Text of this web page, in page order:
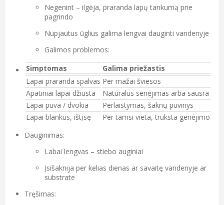
Negenint – ilgėja, praranda lapų tankumą prie
pagrindo
Nupjautus ūglius galima lengvai dauginti vandenyje
Galimos problemos:
Simptomas
Galima priežastis
Lapai praranda spalvas Per mažai šviesos
Apatiniai lapai džiūsta
Natūralus senėjimas arba sausra
Lapai pūva / dvokia
Perlaistymas, šaknų puvinys
Lapai blankūs, ištįsę
Per tamsi vieta, trūksta genėjimo
Dauginimas:
Labai lengvas – stiebo auginiai
Įsišaknija per kelias dienas ar savaitę vandenyje ar
substrate
Tręšimas: